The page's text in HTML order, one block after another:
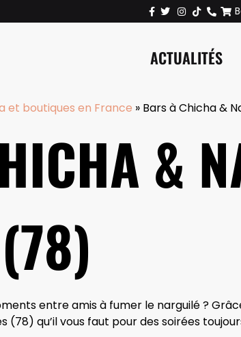
ACTUALITÉS
et boutiques en France » Bars à Chicha &
&
entre amis à fumer le narguilé ?
(78) qu’il vous faut pour des soirées